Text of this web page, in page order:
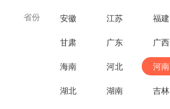
省份 安徽 江苏 福建
甘肃 广东 广西
海南 河北 河南
湖北 湖南 吉林